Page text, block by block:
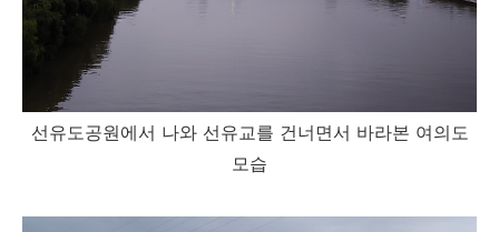
선유도공원에서 나와 선유교를 건너면서 바라본 여의도
모습